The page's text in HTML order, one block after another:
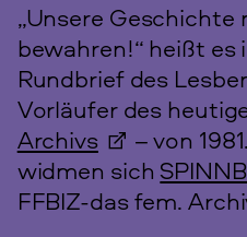
„Unsere
bewahren!“ heißt es
Rundbrief des
Vorläufer des
Archivs
– von
widmen sich
FFBIZ-das fem.